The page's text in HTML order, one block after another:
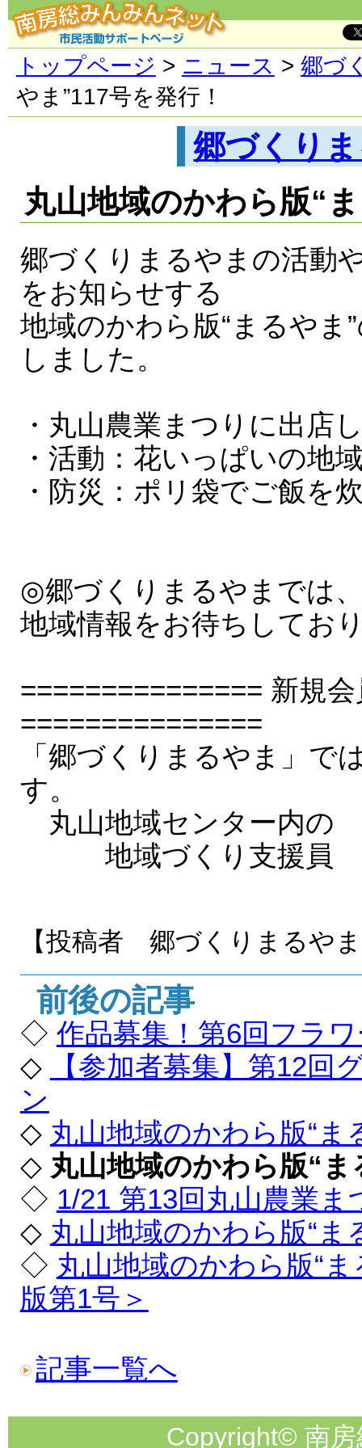
トップページ > ニュース > 郷づ
やま”117号を発行！
郷づくり
丸山地域のかわら版“
郷づくりまるやまの活動
をお知らせする
地域のかわら版“まるやま
しました。
・丸山農業まつりに出店
・活動：花いっぱいの地
・防災：ポリ袋でご飯を
◎郷づくりまるやまでは
地域情報をお待ちしてお
=============== 新規
===============
「郷づくりまるやま」で
す。
丸山地域センター内の
地域づくり支援員 電
【投稿者 郷づくりまるや
前後の記事
◇ 作品募集！第6回フラ
◇
【参加者募集】第12回
ン
◇ 丸山地域のかわら版“ま
◇ 丸山地域のかわら版“
◇ 1/21 第13回丸山農業
◇ 丸山地域のかわら版“ま
◇ 丸山地域のかわら版“
版第1号＞
記事一覧へ
Copyright© 南